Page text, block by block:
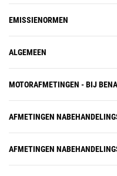
EMISSIENORMEN
ALGEMEEN
MOTORAFMETINGEN - BIJ
AFMETINGEN
AFMETINGEN